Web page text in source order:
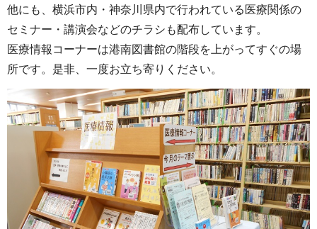
他にも、横浜市内・神奈川県内で行われている医療関係の
セミナー・講演会などのチラシも配布しています。
医療情報コーナーは港南図書館の階段を上がってすぐの場
所です。是非、一度お立ち寄りください。